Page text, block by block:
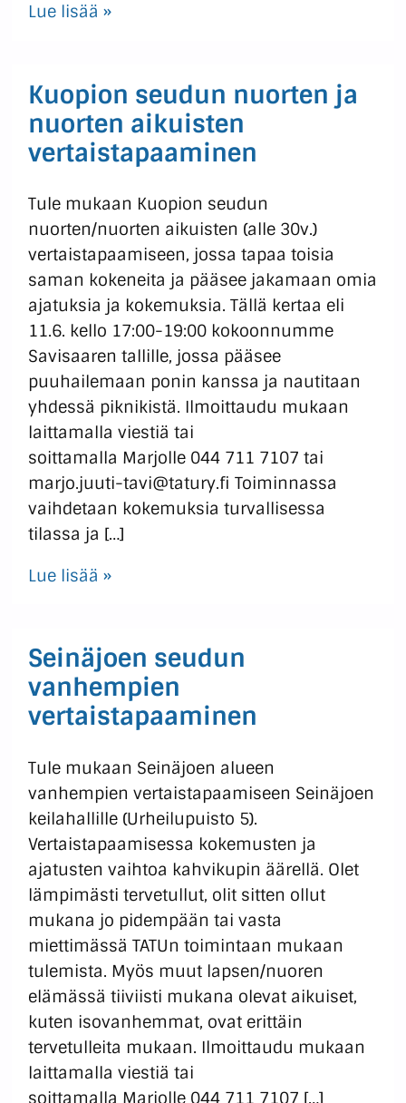
Lue lisää »
Kuopion seudun nuorten ja
nuorten aikuisten
vertaistapaaminen
Tule mukaan Kuopion seudun
nuorten/nuorten aikuisten (alle 30v.)
vertaistapaamiseen, jossa tapaa toisia
saman kokeneita ja pääsee jakamaan omia
ajatuksia ja kokemuksia. Tällä kertaa eli
11.6. kello 17:00-19:00 kokoonnumme
Savisaaren tallille, jossa pääsee
puuhailemaan ponin kanssa ja nautitaan
yhdessä piknikistä. Ilmoittaudu mukaan
laittamalla viestiä tai
soittamalla Marjolle 044 711 7107 tai
marjo.juuti-tavi@tatury.fi Toiminnassa
vaihdetaan kokemuksia turvallisessa
tilassa ja […]
Lue lisää »
Seinäjoen seudun
vanhempien
vertaistapaaminen
Tule mukaan Seinäjoen alueen
vanhempien vertaistapaamiseen Seinäjoen
keilahallille (Urheilupuisto 5).
Vertaistapaamisessa kokemusten ja
ajatusten vaihtoa kahvikupin äärellä. Olet
lämpimästi tervetullut, olit sitten ollut
mukana jo pidempään tai vasta
miettimässä TATUn toimintaan mukaan
tulemista. Myös muut lapsen/nuoren
elämässä tiiviisti mukana olevat aikuiset,
kuten isovanhemmat, ovat erittäin
tervetulleita mukaan. Ilmoittaudu mukaan
laittamalla viestiä tai
soittamalla Marjolle 044 711 7107 […]